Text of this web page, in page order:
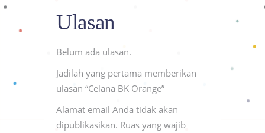
Ulasan
Belum ada ulasan.
Jadilah yang pertama memberikan
ulasan “Celana BK Orange”
Alamat email Anda tidak akan
dipublikasikan. Ruas yang wajib